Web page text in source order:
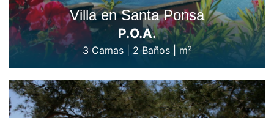
Villa en Santa Ponsa
P.O.A.
3 Camas| 2 Baños|m²